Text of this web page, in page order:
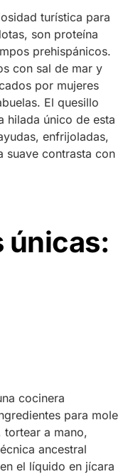
turística para
son proteína
prehispánicos.
con sal de mar y
por mujeres
El quesillo
hilada único de esta
enfrijoladas,
suave contrasta con
únicas:
cocinera
para mole
a mano,
ancestral
el líquido en jícara